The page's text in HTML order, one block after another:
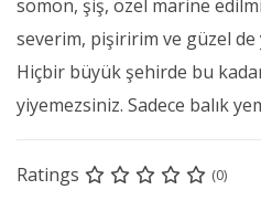
somon, şiş, özel marine
severim, pişiririm ve güzel de
Hiçbir büyük şehirde bu
yiyemezsiniz. Sadece balık
Ratings (0)